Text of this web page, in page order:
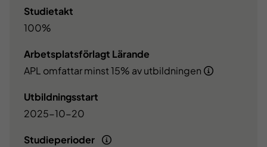
Studietakt
100%
Arbetsplatsförlagt Lärande
APL omfattar minst 15% av utbildningen
Utbildningsstart
2025-10-20
Studieperioder